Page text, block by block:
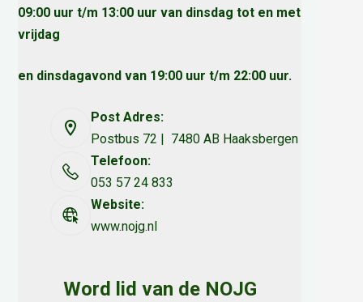
09:00 uur t/m 13:00 uur van dinsdag tot en met
vrijdag
en dinsdagavond van 19:00 uur t/m 22:00 uur.
Post Adres:
Postbus 72 | 7480 AB Haaksbergen
Telefoon:
053 57 24 833
Website:
www.nojg.nl
Word lid van de NOJG